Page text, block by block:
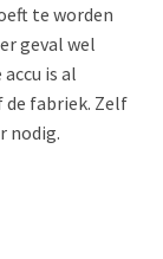
te worden
geval wel
is al
de fabriek. Zelf
nodig.